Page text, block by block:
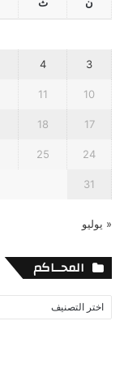
ن ث
3
4
10
11
17
18
24
25
31
« يوليو
المحــاكم
المحــاكم